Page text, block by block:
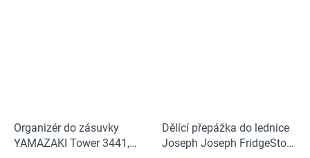
Organizér do zásuvky
YAMAZAKI Tower 3441,
Dělící přepážka do lednice
Joseph Joseph FridgeStore